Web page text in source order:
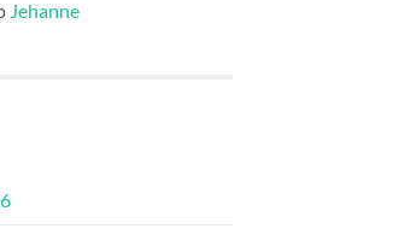
Jehanne